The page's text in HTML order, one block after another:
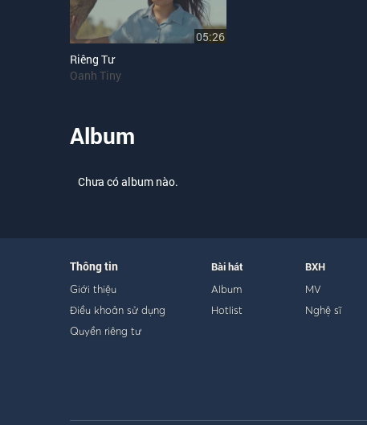
05:26
Riêng Tư
Oanh Tiny
Album
Chưa có album nào.
Thông tin
Giới thiệu
Điều khoản sử dụng
Quyền riêng tư
Bài hát
Album
Hotlist
BXH
MV
Nghệ sĩ